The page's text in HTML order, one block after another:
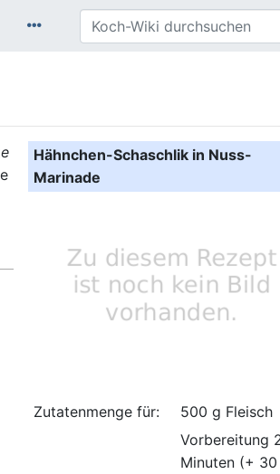
Hähnchen-Schaschlik in Nuss-
Marinade
Zutatenmenge für: 500 g Fleisch
Vorbereitung
Minuten (+ 30